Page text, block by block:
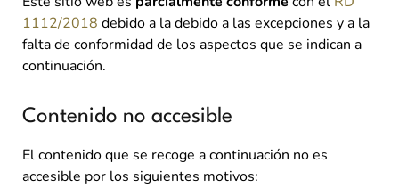
1112/2018 debido a la debido a las excepciones y a la
falta de conformidad de los aspectos que se indican a
continuación.
Contenido no accesible
El contenido que se recoge a continuación no es
accesible por los siguientes motivos: